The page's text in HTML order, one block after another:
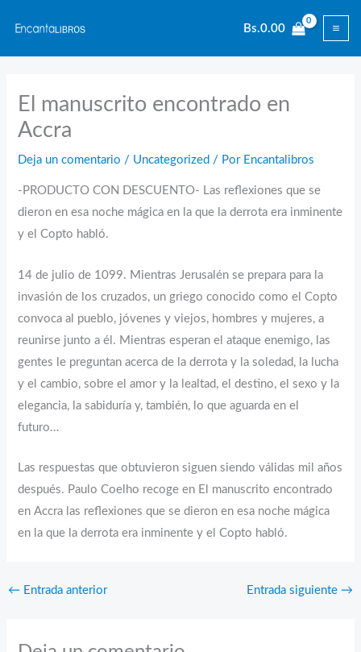
contenido
Bs.0.00
El manuscrito encontrado en
Accra
Deja un comentario / Uncategorized / Por Encantalibros
-PRODUCTO CON DESCUENTO- Las reflexiones que se
dieron en esa noche mágica en la que la derrota era inminente
y el Copto habló.
14 de julio de 1099. Mientras Jerusalén se prepara para la
invasión de los cruzados, un griego conocido como el Copto
convoca al pueblo, jóvenes y viejos, hombres y mujeres, a
reunirse junto a él. Mientras esperan el ataque enemigo, las
gentes le preguntan acerca de la derrota y la soledad, la lucha
y el cambio, sobre el amor y la lealtad, el destino, el sexo y la
elegancia, la sabiduría y, también, lo que aguarda en el
futuro…
Las respuestas que obtuvieron siguen siendo válidas mil años
después. Paulo Coelho recoge en El manuscrito encontrado
en Accra las reflexiones que se dieron en esa noche mágica
en la que la derrota era inminente y el Copto habló.
← Entrada anterior Entrada siguiente →